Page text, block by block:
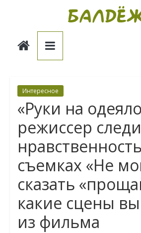
Балдёж
Интересное
«Руки на
режиссер
съемках «Не
сказать
какие сцены
из фильма